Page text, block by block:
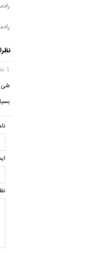
1 نظر ارسال شده
علی